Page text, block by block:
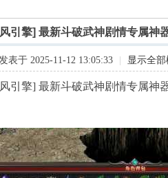
引擎] 最新斗破武神剧情专属神
表于 2025-11-12 13:05:33 显示全
引擎] 最新斗破武神剧情专属神